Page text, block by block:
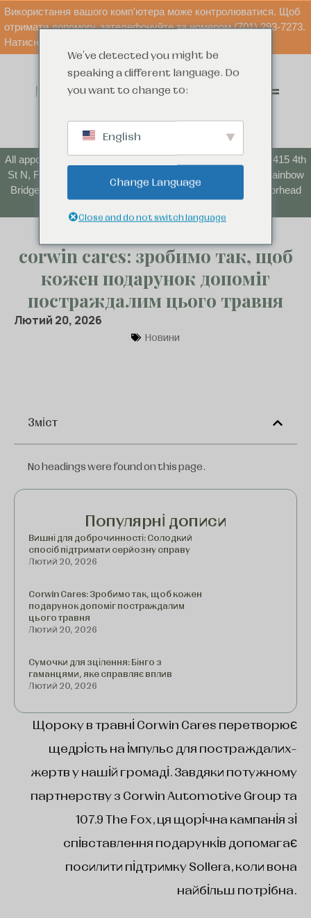
Використання вашого комп'ютера може контролюватися. Щоб
отримати допомогу, зателефонуйте за номером (701) 293-7273.
Натисніть "безпечний вихід", щоб швидко вийти.
All appointments starting June 1 will be at our new location: 415 4th
St N, Fargo, ND 58102. Parenting Time Center (formerly Rainbow
Bridge) appointments will continue to take place at the Moorhead
corwin cares: зробимо так, щоб
кожен подарунок допоміг
постраждалим цього травня
Лютий 20, 2026
Новини
Щороку в травні Corwin Cares перетворює
щедрість на імпульс для постраждалих-
жертв у нашій громаді. Завдяки потужному
партнерству з Corwin Automotive Group та
107.9 The Fox, ця щорічна кампанія зі
співставлення подарунків допомагає
посилити підтримку Sollera, коли вона
найбільш потрібна.
Зміст
No headings were found on this page.
Популярні дописи
Вишні для доброчинності: Солодкий
спосіб підтримати серйозну справу
Лютий 20, 2026
Corwin Cares: Зробимо так, щоб кожен
подарунок допоміг постраждалим
цього травня
Лютий 20, 2026
Сумочки для зцілення: Бінго з
гаманцями, яке справляє вплив
Лютий 20, 2026
We've detected you might be
speaking a different language. Do
you want to change to:
English
Change Language
Close and do not switch language